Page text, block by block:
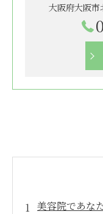
大阪府大阪市
美容院であな